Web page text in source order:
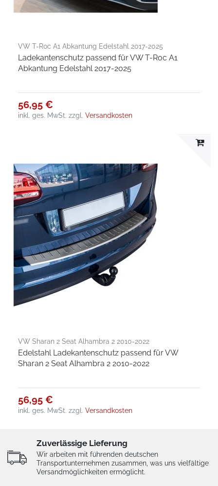
VW T-Roc A1 Abkantung Edelstahl 2017-2025
Ladekantenschutz passend für VW T-Roc A1
Abkantung Edelstahl 2017-2025
56,95 €
inkl. ges. MwSt. zzgl.Versandkosten
VW Sharan 2 Seat Alhambra 2 2010-2022
Edelstahl Ladekantenschutz passend für VW
Sharan 2 Seat Alhambra 2 2010-2022
56,95 €
inkl. ges. MwSt. zzgl.Versandkosten
Zuverlässige Lieferung
Wir arbeiten mit führenden deutschen
Transportunternehmen zusammen, was uns vielfältige
Versandmöglichkeiten ermöglicht.